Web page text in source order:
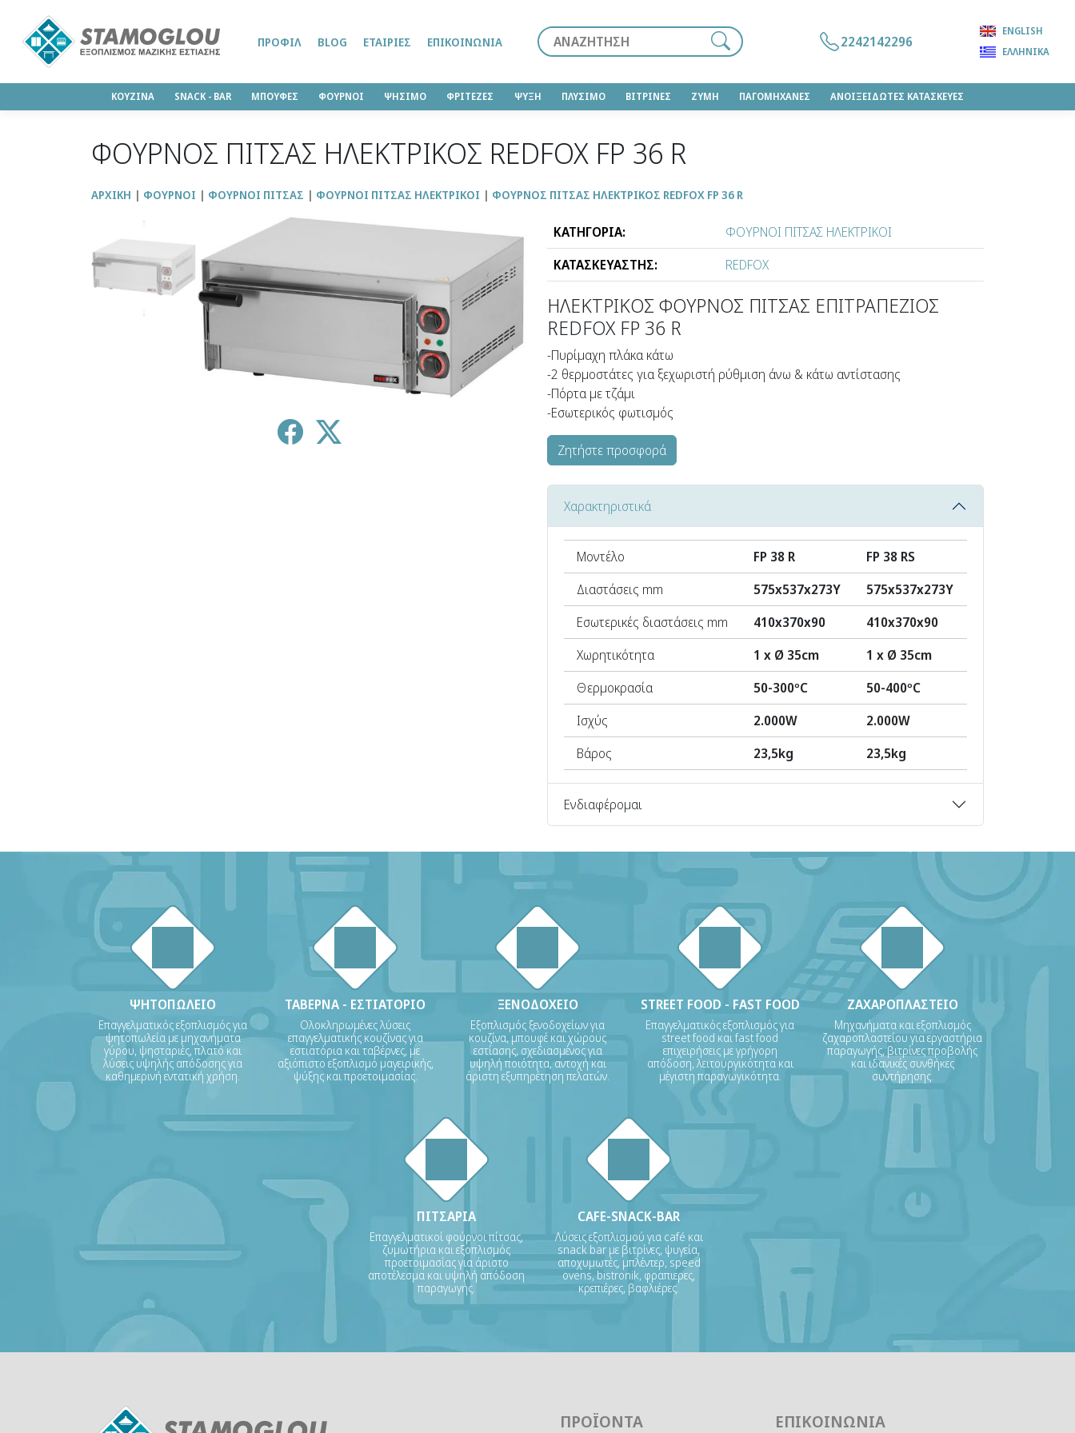
ΚΟΥΖΙΝΑ SΝΑCK - BAR ΜΠΟΥΦΕΣ ΦΟΥΡΝΟΙ ΨΗΣΙΜΟ ΦΡΙΤΕΖΕΣ ΨΥΞΗ ΠΛΥΣΙΜΟ ΒΙΤΡΙΝΕΣ ΖΥΜΗ ΠΑΓΟΜΗΧΑΝΕΣ ΑΝΟΙΞΕΙΔΩΤΕΣ ΚΑΤΑΣΚΕΥΕΣ
ΠΡΟΦΊΛ BLOG ΕΤΑΙΡΊΕΣ ΕΠΙΚΟΙΝΩΝΊΑ 2242142296
ENGLISH
ΕΛΛΗΝΙΚΆ
ΦΟΥΡΝΟΣ ΠΙΤΣΑΣ ΗΛΕΚΤΡΙΚΟΣ REDFOX FP 36 R
ΑΡΧΙΚΉ ΦΟΥΡΝΟΙ ΦΟΥΡΝΟΙ ΠΙΤΣΑΣ ΦΟΥΡΝΟΙ ΠΙΤΣΑΣ ΗΛΕΚΤΡΙΚΟΙ ΦΟΥΡΝΟΣ ΠΙΤΣΑΣ ΗΛΕΚΤΡΙΚΟΣ REDFOX FP 36 R
↑
↓
ΚΑΤΗΓΟΡΙΑ:
ΦΟΥΡΝΟΙ ΠΙΤΣΑΣ ΗΛΕΚΤΡΙΚΟΙ
ΚΑΤΑΣΚΕΥΑΣΤΗΣ:
REDFOX
ΗΛΕΚΤΡΙΚΟΣ ΦΟΥΡΝΟΣ ΠΙΤΣΑΣ ΕΠΙΤΡΑΠΕΖΙΟΣ
REDFOX FP 36 R
-Πυρίμαχη πλάκα κάτω
-2 θερμοστάτες για ξεχωριστή ρύθμιση άνω & κάτω αντίστασης
-Πόρτα με τζάμι
-Εσωτερικός φωτισμός
Ζητήστε προσφορά
Χαρακτηριστικά
Μοντέλο FP 38 R
FP 38 RS
Διαστάσεις mm
575x537x273Υ
575x537x273Υ
Εσωτερικές διαστάσεις mm
410x370x90
410x370x90
Χωρητικότητα
1 x Ø 35cm
1 x Ø 35cm
Θερμοκρασία
50-300ºC
50-400ºC
Ισχύς
2.000W
2.000W
Βάρος
23,5kg 23,5kg
Ενδιαφέρομαι
ΨΗΤΟΠΩΛΕΙΟ
Επαγγελματικός εξοπλισμός για
ψητοπωλεία με μηχανήματα
γύρου, ψησταριές, πλατό και
λύσεις υψηλής απόδοσης για
καθημερινή εντατική χρήση.
ΤΑΒΕΡΝΑ - ΕΣΤΙΑΤΟΡΙΟ
Ολοκληρωμένες λύσεις
επαγγελματικής κουζίνας για
εστιατόρια και ταβέρνες, με
αξιόπιστο εξοπλισμό μαγειρικής,
ψύξης και προετοιμασίας.
ΞΕΝΟΔΟΧΕΙΟ
Εξοπλισμός ξενοδοχείων για
κουζίνα, μπουφέ και χώρους
εστίασης, σχεδιασμένος για
υψηλή ποιότητα, αντοχή και
άριστη εξυπηρέτηση πελατών.
STREET FOOD - FAST FOOD
Επαγγελματικός εξοπλισμός για
street food και fast food
επιχειρήσεις με γρήγορη
απόδοση, λειτουργικότητα και
μέγιστη παραγωγικότητα.
ΖΑΧΑΡΟΠΛΑΣΤΕΙΟ
Μηχανήματα και εξοπλισμός
ζαχαροπλαστείου για εργαστήρια
παραγωγής, βιτρίνες προβολής
και ιδανικές συνθήκες
συντήρησης.
ΠΙΤΣΑΡΙΑ
Επαγγελματικοί φούρνοι πίτσας,
ζυμωτήρια και εξοπλισμός
προετοιμασίας για άριστο
αποτέλεσμα και υψηλή απόδοση
παραγωγής.
CAFE-SNACK-BAR
Λύσεις εξοπλισμού για café και
snack bar με βιτρίνες, ψυγεία,
αποχυμωτές, μπλέντερ, speed
ovens, bistronik, φραπιερες,
κρεπιέρες, βαφλιέρες.
ΠΡΟΪΌΝΤΑ ΕΠΙΚΟΙΝΩΝΊΑ